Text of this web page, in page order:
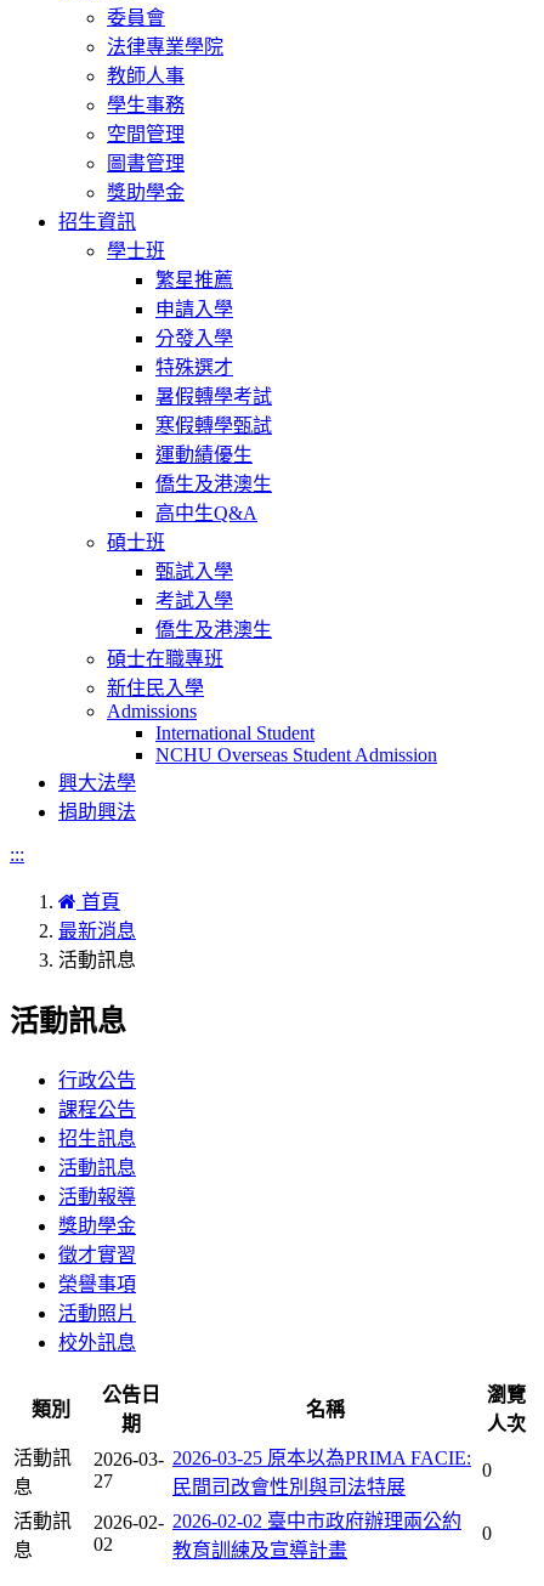
委員會
法律專業學院
教師人事
學生事務
空間管理
圖書管理
獎助學金
招生資訊
學士班
繁星推薦
申請入學
分發入學
特殊選才
暑假轉學考試
寒假轉學甄試
運動績優生
僑生及港澳生
高中生Q&A
碩士班
甄試入學
考試入學
僑生及港澳生
碩士在職專班
新住民入學
Admissions
International Student
NCHU Overseas Student Admission
興大法學
捐助興法
:::
首頁
最新消息
活動訊息
活動訊息
行政公告
課程公告
招生訊息
活動訊息
活動報導
獎助學金
徵才實習
榮譽事項
活動照片
校外訊息
類別
公告日
期
名稱
瀏覽
人次
活動訊
息
2026-03-
27
2026-03-25 原本以為PRIMA FACIE:
民間司改會性別與司法特展
0
活動訊
息
2026-02-
02
2026-02-02 臺中市政府辦理兩公約
教育訓練及宣導計畫
0